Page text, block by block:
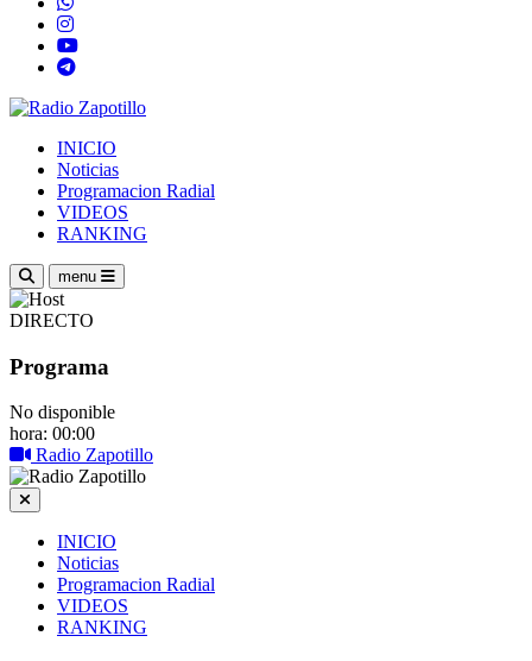
INICIO
Noticias
Programacion Radial
VIDEOS
RANKING
menu
DIRECTO
Programa
No disponible
hora: 00:00
Radio Zapotillo
INICIO
Noticias
Programacion Radial
VIDEOS
RANKING